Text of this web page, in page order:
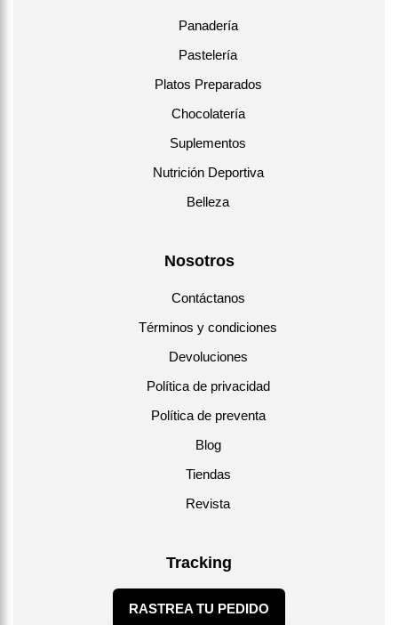
Panadería
Pastelería
Platos Preparados
Chocolatería
Suplementos
Nutrición Deportiva
Belleza
Nosotros
Contáctanos
Términos y condiciones
Devoluciones
Política de privacidad
Política de preventa
Blog
Tiendas
Revista
Tracking
RASTREA TU PEDIDO